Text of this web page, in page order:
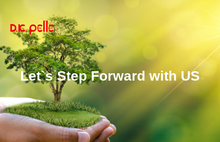
Let`s Step Forward with US